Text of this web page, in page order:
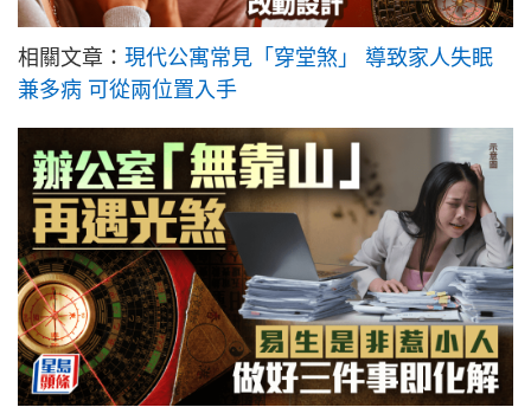
相關文章： 現代公寓常見「穿堂煞」 導致家人失眠
兼多病 可從兩位置入手